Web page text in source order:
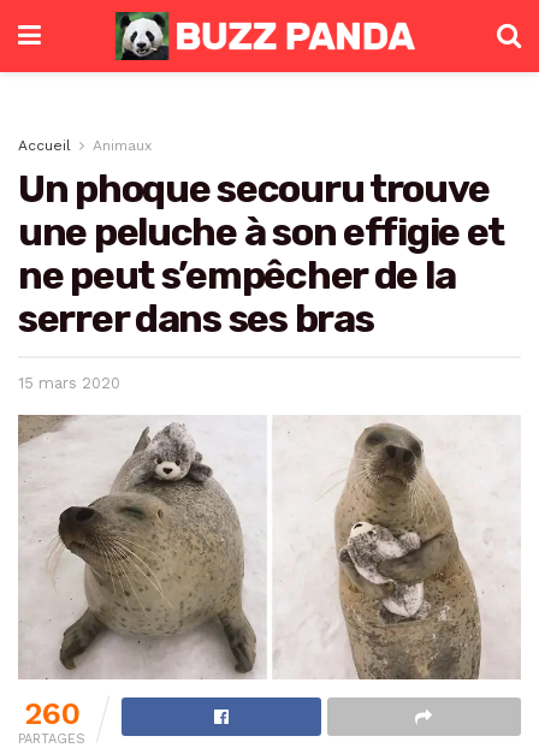
Accueil Animaux
Un phoque secouru trouve
une peluche à son effigie et
ne peut s’empêcher de la
serrer dans ses bras
15 mars 2020
260
PARTAGES